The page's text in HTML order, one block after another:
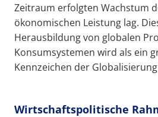
Zeitraum erfolgten Wachstum
ökonomischen Leistung lag.
Herausbildung von globalen
Konsumsystemen wird als ein
Kennzeichen der
Wirtschaftspolitische